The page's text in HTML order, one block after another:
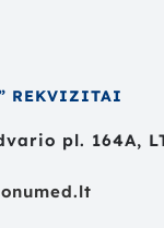
REKVIZITAI
pl. 164A,